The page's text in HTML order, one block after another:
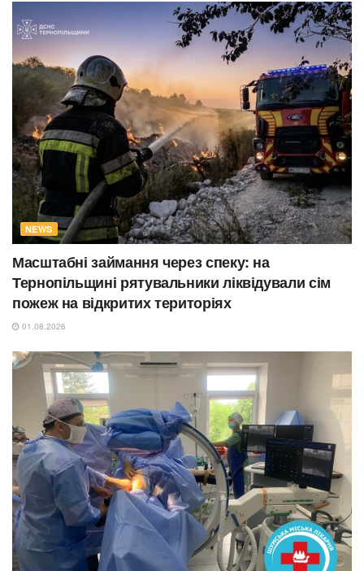
NEWS
Масштабні займання через спеку: на
Тернопільщині рятувальники ліквідували сім
пожеж на відкритих територіях
01.08.2026